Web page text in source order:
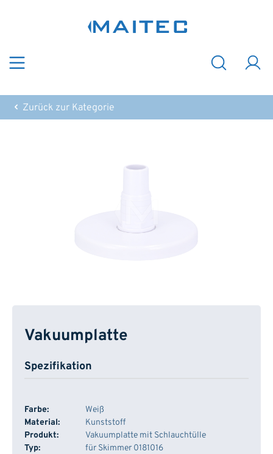
Zurück zur Kategorie
Vakuumplatte
Spezifikation
Farbe:
Weiß
Material:
Kunststoff
Produkt:
Vakuumplatte mit Schlauchtülle
Typ:
für Skimmer 0181016